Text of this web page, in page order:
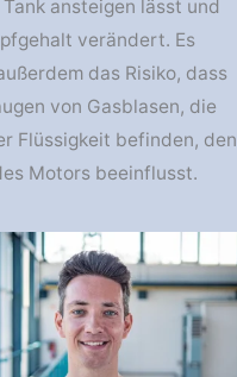
ansteigen lässt und
verändert. Es
das Risiko, dass
von Gasblasen, die
Flüssigkeit befinden, den
Motors beeinflusst.